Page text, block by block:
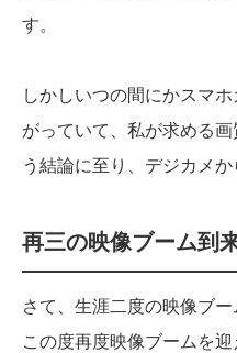
す。
しかしいつの間にかスマ
がっていて、私が求める
う結論に至り、デジカメか
再三の映像ブーム到
さて、生涯二度の映像ブ
この度再度映像ブームを